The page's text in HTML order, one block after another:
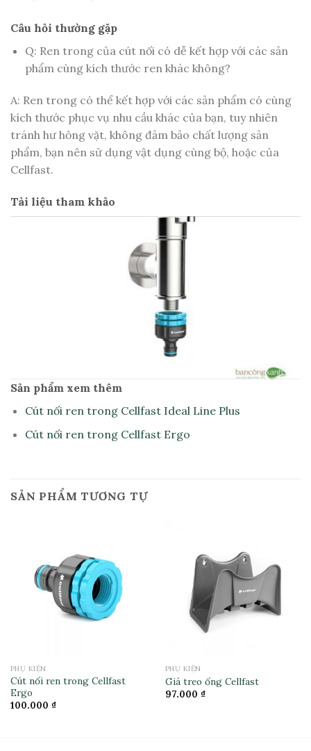
Câu hỏi thường gặp
Q: Ren trong của cút nối có dễ kết hợp với các sản
phẩm cùng kích thước ren khác không?
A: Ren trong có thể kết hợp với các sản phẩm có cùng
kích thước phục vụ nhu cầu khác của bạn, tuy nhiên
tránh hư hỏng vặt, không đảm bảo chất lượng sản
phẩm, bạn nên sử dụng vật dụng cùng bộ, hoặc của
Cellfast.
Tài liệu tham khảo
Sản phẩm xem thêm
Cút nối ren trong Cellfast Ideal Line Plus
Cút nối ren trong Cellfast Ergo
SẢN PHẨM TƯƠNG TỰ
PHỤ KIỆN
Cút nối ren trong Cellfast
Ergo
100.000 ₫
PHỤ KIỆN
Giá treo ống Cellfast
97.000 ₫